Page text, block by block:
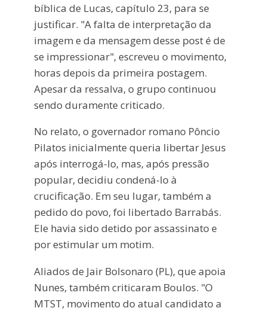
bíblica de Lucas, capítulo 23, para se
justificar. "A falta de interpretação da
imagem e da mensagem desse post é de
se impressionar", escreveu o movimento,
horas depois da primeira postagem.
Apesar da ressalva, o grupo continuou
sendo duramente criticado.
No relato, o governador romano Pôncio
Pilatos inicialmente queria libertar Jesus
após interrogá-lo, mas, após pressão
popular, decidiu condená-lo à
crucificação. Em seu lugar, também a
pedido do povo, foi libertado Barrabás.
Ele havia sido detido por assassinato e
por estimular um motim.
Aliados de Jair Bolsonaro (PL), que apoia
Nunes, também criticaram Boulos. "O
MTST, movimento do atual candidato a